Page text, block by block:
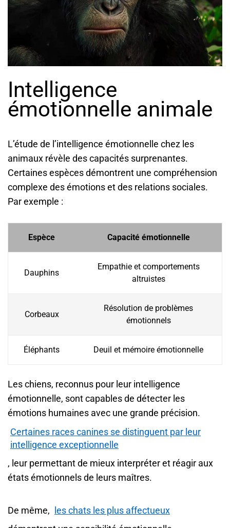
Intelligence
émotionnelle animale
L’étude de l’intelligence émotionnelle chez les
animaux révèle des capacités surprenantes.
Certaines espèces démontrent une compréhension
complexe des émotions et des relations sociales.
Par exemple :
Espèce Capacité émotionnelle
Dauphins
Empathie et comportements
altruistes
Corbeaux
Résolution de problèmes
émotionnels
Éléphants Deuil et mémoire émotionnelle
Les chiens, reconnus pour leur intelligence
émotionnelle, sont capables de détecter les
émotions humaines avec une grande précision.
Certaines races canines se distinguent par leur
intelligence exceptionnelle
, leur permettant de mieux interpréter et réagir aux
états émotionnels de leurs maîtres.
De même,
les chats les plus affectueux